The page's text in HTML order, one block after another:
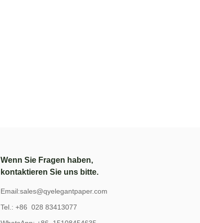
Wenn Sie Fragen haben,
kontaktieren Sie uns bitte.
Email:sales@qyelegantpaper.com
Tel.: +86 028 83413077